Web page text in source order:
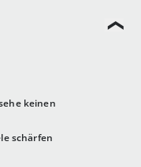
keinen
schärfen